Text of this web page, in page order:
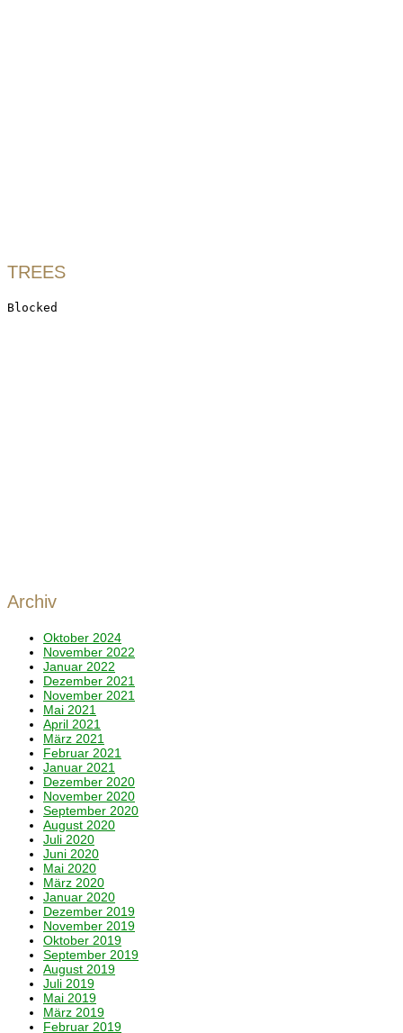
TREES
Archiv
Oktober 2024
November 2022
Januar 2022
Dezember 2021
November 2021
Mai 2021
April 2021
März 2021
Februar 2021
Januar 2021
Dezember 2020
November 2020
September 2020
August 2020
Juli 2020
Juni 2020
Mai 2020
März 2020
Januar 2020
Dezember 2019
November 2019
Oktober 2019
September 2019
August 2019
Juli 2019
Mai 2019
März 2019
Februar 2019